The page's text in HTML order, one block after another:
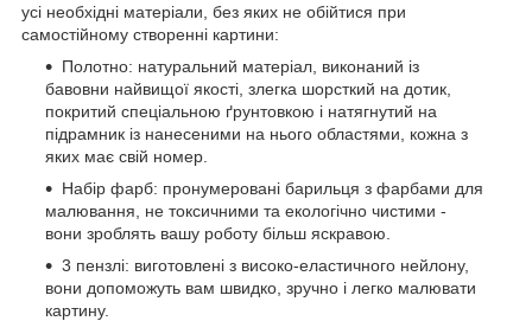
усі необхідні матеріали, без яких не обійтися при
самостійному створенні картини:
Полотно: натуральний матеріал, виконаний із
бавовни найвищої якості, злегка шорсткий на дотик,
покритий спеціальною ґрунтовкою і натягнутий на
підрамник із нанесеними на нього областями, кожна з
яких має свій номер.
Набір фарб: пронумеровані барильця з фарбами для
малювання, не токсичними та екологічно чистими -
вони зроблять вашу роботу більш яскравою.
3 пензлі: виготовлені з високо-еластичного нейлону,
вони допоможуть вам швидко, зручно і легко малювати
картину.